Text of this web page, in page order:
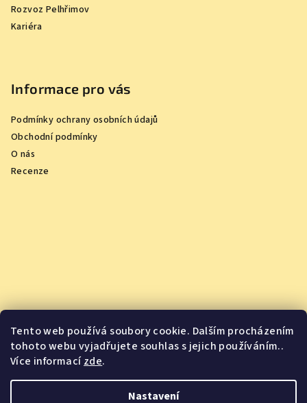
Tento web používá soubory cookie. Dalším procházením
tohoto webu vyjadřujete souhlas s jejich používáním..
Více informacízde.
Nastavení
Rozvoz Pelhřimov
Kariéra
Informace pro vás
Podmínky ochrany osobních údajů
Obchodní podmínky
O nás
Recenze
Vychutnejte si oceněná vína z pohodlí domova